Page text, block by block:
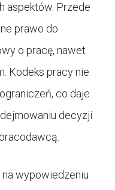
aspektów. Przede
prawo do
o pracę, nawet
Kodeks pracy nie
co daje
decyzji
wypowiedzeniu